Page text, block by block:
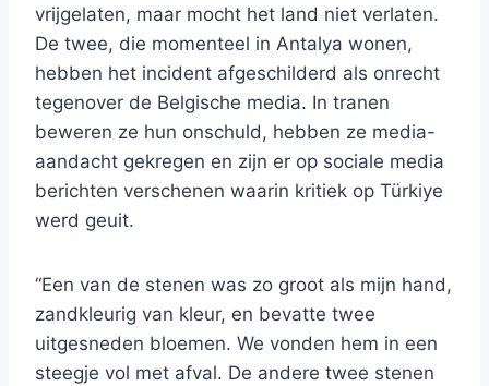
vrijgelaten, maar mocht het land niet verlaten.
De twee, die momenteel in Antalya wonen,
hebben het incident afgeschilderd als onrecht
tegenover de Belgische media. In tranen
beweren ze hun onschuld, hebben ze media-
aandacht gekregen en zijn er op sociale media
berichten verschenen waarin kritiek op Türkiye
werd geuit.
“Een van de stenen was zo groot als mijn hand,
zandkleurig van kleur, en bevatte twee
uitgesneden bloemen. We vonden hem in een
steegje vol met afval. De andere twee stenen